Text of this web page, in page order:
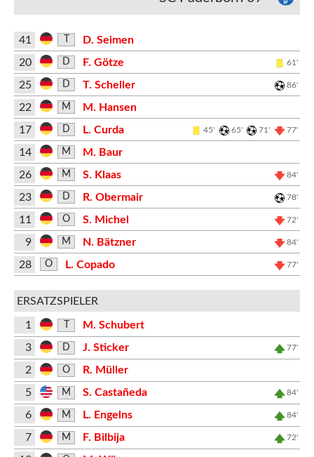
41
D. Seimen
20
D F. Götze 61'
25 D T. Scheller 86'
22 M
M. Hansen
17
D L. Curda 45' 65' 71' 77'
14 M
M. Baur
26
M S. Klaas 84'
23 D R. Obermair 78'
11 O S. Michel 72'
9 M N. Bätzner 84'
28 O L. Copado 77'
ERSATZSPIELER
1
M. Schubert
3
D J. Sticker 77'
2 O
R. Müller
5
M S. Castañeda 84'
6 M L. Engelns 84'
7 M F. Bilbija 72'